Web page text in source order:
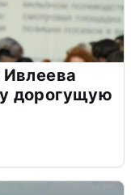
дорогущую